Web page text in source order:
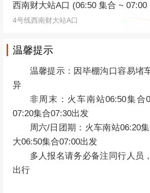
西南财大站A口 (06:50 集合 ~ 07:00
4号线西南财大站A口
温馨提示
温馨提示：因毕棚沟口容易堵
异
非周末：火车南站06:50集合
07:20集合07:30出发
周六/日团期： 火车南站06:20
大06:50集合07:00出发
多人报名请务必备注同行人员
出行